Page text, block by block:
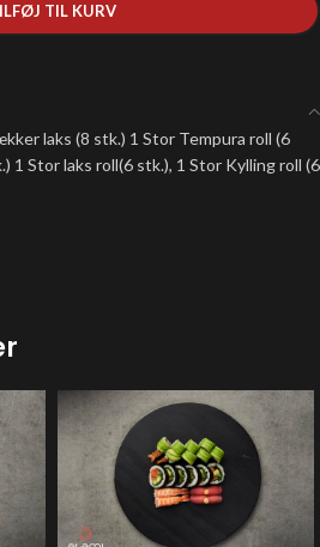
TIL KURV
laks (8 stk.) 1 Stor Tempura roll (6
1 Stor laks roll(6 stk.), 1 Stor Kylling roll (6